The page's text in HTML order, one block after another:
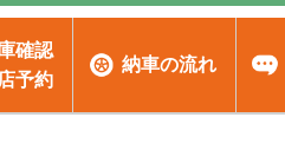
確認
予約
納車の流れ